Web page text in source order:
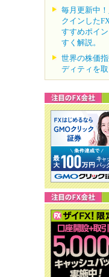
毎月更新中
クインした
すすめポイ
すく解説。
世界の株価
ディティを